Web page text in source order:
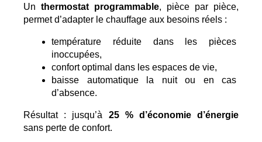
Un thermostat programmable, pièce par pièce,
permet d’adapter le chauffage aux besoins réels :
température réduite dans les pièces
inoccupées,
confort optimal dans les espaces de vie,
baisse automatique la nuit ou en cas
d’absence.
Résultat : jusqu’à 25 % d’économie d’énergie
sans perte de confort.